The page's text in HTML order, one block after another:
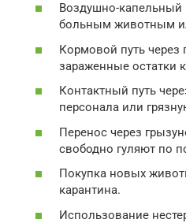
Воздушно-капельный
больным животным
Кормовой путь через
зараженные остатки
Контактный путь
персонала или
Перенос через
свободно гуляют по
Покупка новых
карантина.
Использование